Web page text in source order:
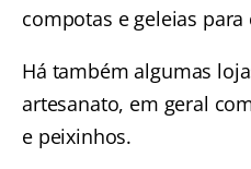
compotas e geleias
Há também algumas
artesanato, em geral
e peixinhos.